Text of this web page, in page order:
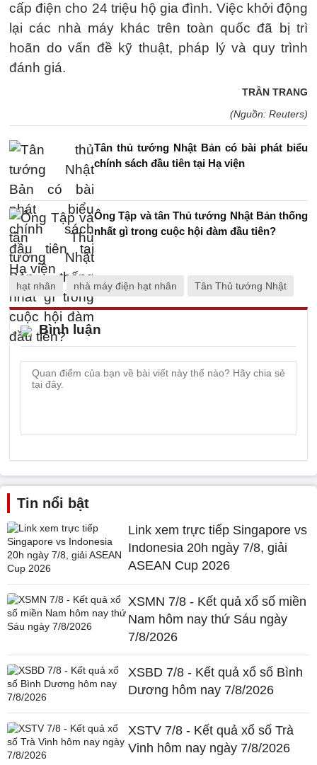
cấp điện cho 24 triệu hộ gia đình. Việc khởi động
lại các nhà máy khác trên toàn quốc đã bị trì
hoãn do vấn đề kỹ thuật, pháp lý và quy trình
đánh giá.
TRẦN TRANG
(Nguồn: Reuters)
Tân thủ tướng Nhật Bản có bài phát biểu
chính sách đầu tiên tại Hạ viện
Ông Tập và tân Thủ tướng Nhật Bản thống
nhất gì trong cuộc hội đàm đầu tiên?
hạt nhân nhà máy điện hạt nhân Tân Thủ tướng Nhật
Bình luận
Tin nổi bật
Link xem trực tiếp Singapore vs
Indonesia 20h ngày 7/8, giải
ASEAN Cup 2026
XSMN 7/8 - Kết quả xổ số miền
Nam hôm nay thứ Sáu ngày
7/8/2026
XSBD 7/8 - Kết quả xổ số Bình
Dương hôm nay 7/8/2026
XSTV 7/8 - Kết quả xổ số Trà
Vinh hôm nay ngày 7/8/2026